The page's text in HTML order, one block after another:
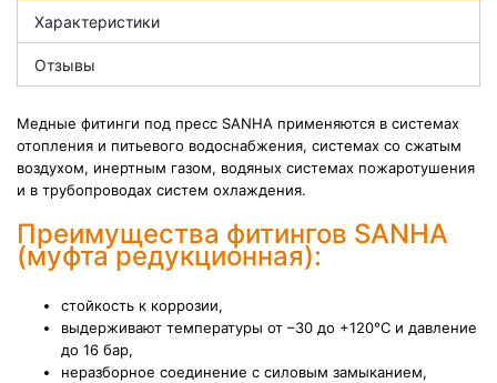
Характеристики
Отзывы
Медные фитинги под пресс SANHA применяются в системах
отопления и питьевого водоснабжения, системах со сжатым
воздухом, инертным газом, водяных системах пожаротушения
и в трубопроводах систем охлаждения.
Преимущества фитингов SANHA
(муфта редукционная):
стойкость к коррозии,
выдерживают температуры от –30 до +120°C и давление
до 16 бар,
неразборное соединение с силовым замыканием,